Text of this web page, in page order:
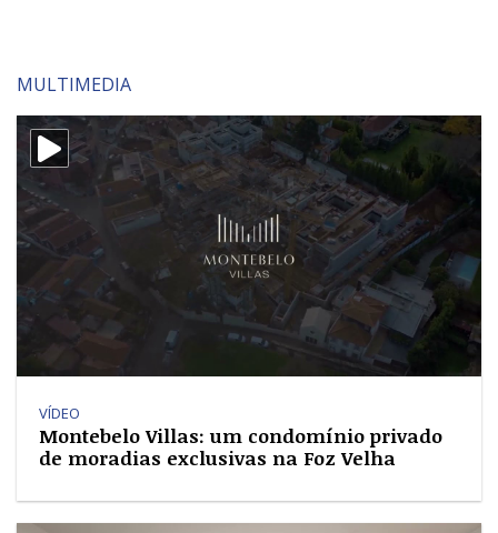
por 97 apartamentos, com tipologias T1 a T4 duplex.
MULTIMEDIA
i-video
VÍDEO
Montebelo Villas: um condomínio privado
de moradias exclusivas na Foz Velha